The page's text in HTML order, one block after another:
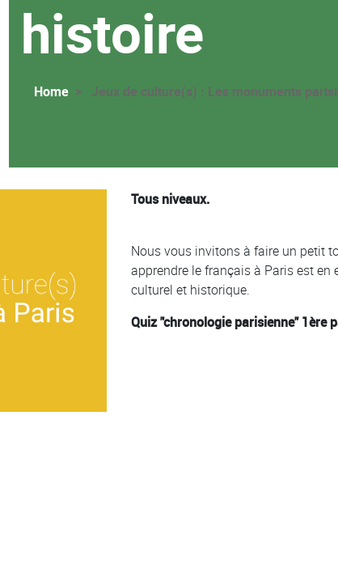
histoire
Home Jeux de culture(s) : Les monuments
Tous niveaux.
Nous vous invitons à faire un petit
apprendre le français à Paris est
culturel et historique.
Quiz "chronologie parisienne" 1ère